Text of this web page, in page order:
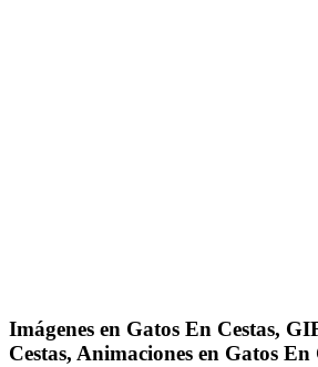
Imágenes en Gatos En Cestas,
Cestas, Animaciones en Gatos En